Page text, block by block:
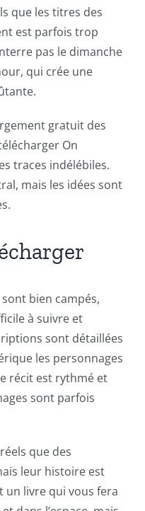
que les titres des
est parfois trop
pas le dimanche
qui crée une
gratuit des
On
traces indélébiles.
mais les idées sont
bien campés,
à suivre et
sont détaillées
les personnages
récit est rythmé et
sont parfois
que des
leur histoire est
un livre qui vous fera